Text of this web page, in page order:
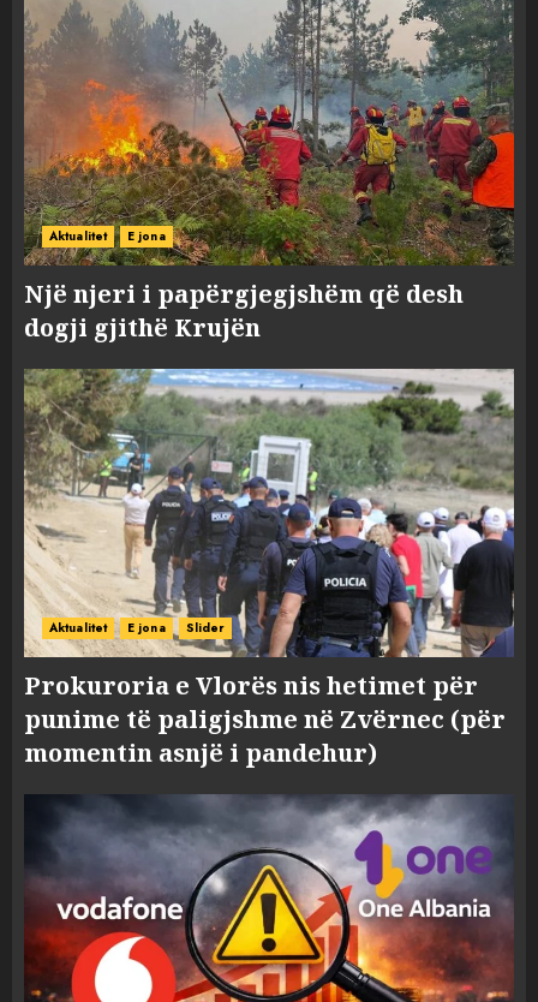
Aktualitet E jona
Një njeri i papërgjegjshëm që desh
dogji gjithë Krujën
Aktualitet E jona Slider
Prokuroria e Vlorës nis hetimet për
punime të paligjshme në Zvërnec (për
momentin asnjë i pandehur)